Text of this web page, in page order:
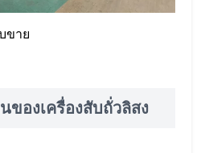
ขาย
ของเครื่องสับถั่วลิสง